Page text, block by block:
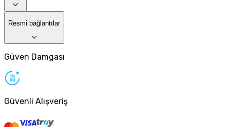
Resmi bağlantılar
Güven Damgası
Güvenli Alışveriş